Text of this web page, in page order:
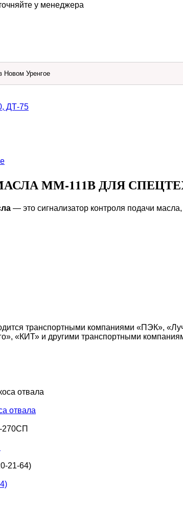
у менеджера
Новом Уренгое
ДТ-75
ММ-111В ДЛЯ
— это сигнализатор контроля подачи
транспортными компаниями «ПЭК»,
«КИТ» и другими транспортными
отвала